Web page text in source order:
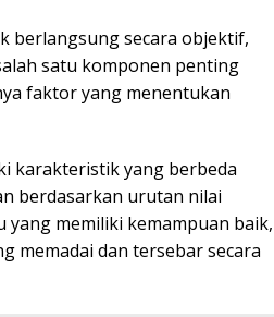
berlangsung secara objektif,
satu komponen penting
faktor yang menentukan
karakteristik yang berbeda
berdasarkan urutan nilai
yang memiliki kemampuan baik,
memadai dan tersebar secara